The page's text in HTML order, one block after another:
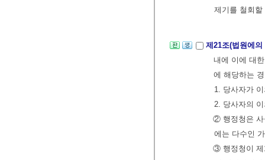
제기를 철회할
제21조(법원에
내에 이에 대
에 해당하는
1. 당사자가
2. 당사자의
② 행정청은 사
에는 다수인
③ 행정청이 제